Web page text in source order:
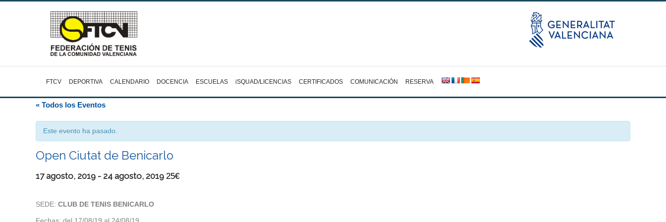
FTCV DEPORTIVA CALENDARIO DOCENCIA ESCUELAS iSQUAD/LICENCIAS CERTIFICADOS COMUNICACIÓN RESERVA
« Todos los Eventos
Este evento ha pasado.
Open Ciutat de Benicarlo
17 agosto, 2019 - 24 agosto, 2019 25€
SEDE: CLUB DE TENIS BENICARLO